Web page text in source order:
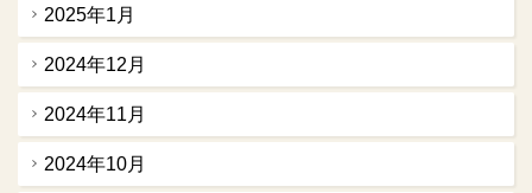
2025年1月
2024年12月
2024年11月
2024年10月